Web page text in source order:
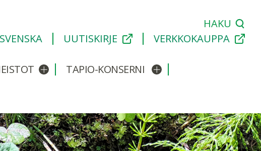
HAKU
UUTISKIRJE VERKKOKAUPPA
Avaa/sulje alavalikko
TAPIO-KONSERNI Avaa/sulje alavalikko